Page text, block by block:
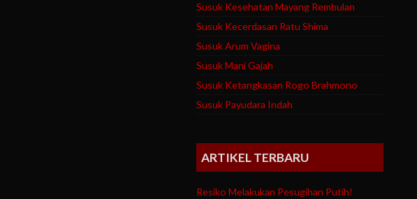
Susuk Kesehatan Mayang Rembulan
Susuk Kecerdasan Ratu Shima
Susuk Arum Vagina
Susuk Mani Gajah
Susuk Ketangkasan Rogo Brahmono
Susuk Payudara Indah
ARTIKEL TERBARU
Resiko Melakukan Pesugihan Putih!